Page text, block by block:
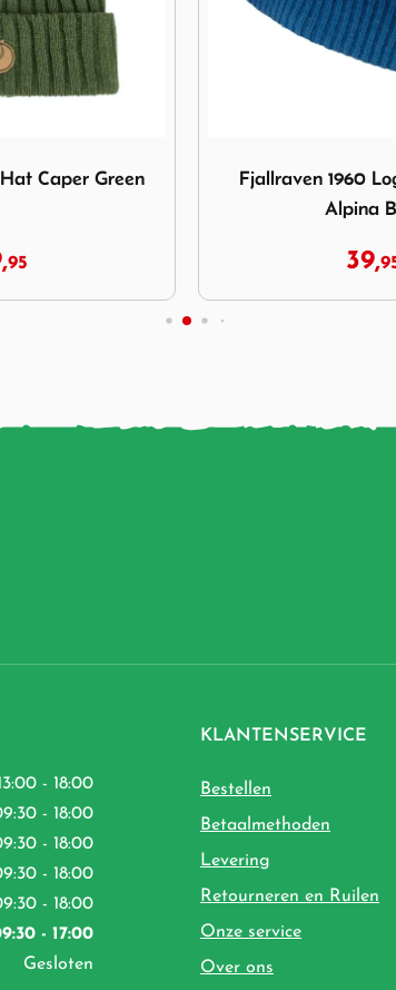
Caper Green
95
Fjallraven 1960
Alpina
39,
- 18:00
- 18:00
- 18:00
- 18:00
- 18:00
- 17:00
Gesloten
KLANTENSERVICE
Bestellen
Betaalmethoden
Levering
Retourneren en Ruilen
Onze service
Over ons